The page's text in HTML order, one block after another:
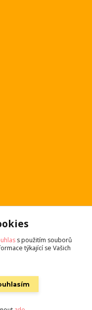
s použitím souborů
týkající se Vašich